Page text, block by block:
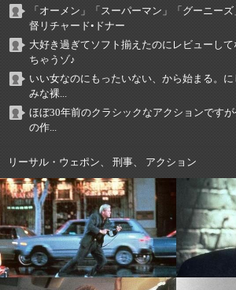
「オーメン」「スーパーマン」「グーニー
督リチャード•ドナー
大好き過ぎてソフト揃えたのにレビューし
ちゃうゾ♪
いい女なのにもったいない、から始まる。
みな裸...
ほぼ30年前のクラシックなアクションです
の作...
リーサル・ウェポン、 刑事、 アクション